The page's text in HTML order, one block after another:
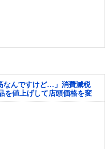
なんですけど…」消費減税
を値上げして店頭価格を変